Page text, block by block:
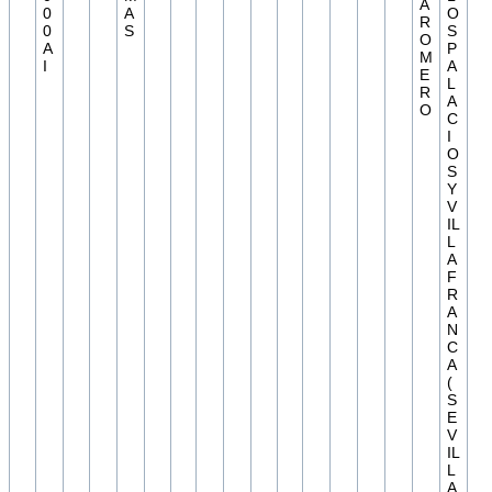
0
0
A
I
A
S
A
R
O
M
E
R
O
O
S
P
A
L
A
C
I
O
S
Y
V
IL
L
A
F
R
A
N
C
A
(
S
E
V
IL
L
A